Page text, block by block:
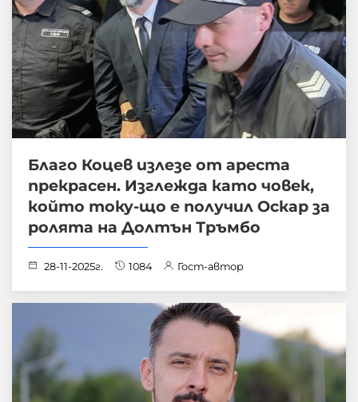
Благо Коцев излезе от ареста
прекрасен. Изглежда като човек,
който току-що е получил Оскар за
ролята на Долтън Тръмбо
28-11-2025г. 1084 Гост-автор